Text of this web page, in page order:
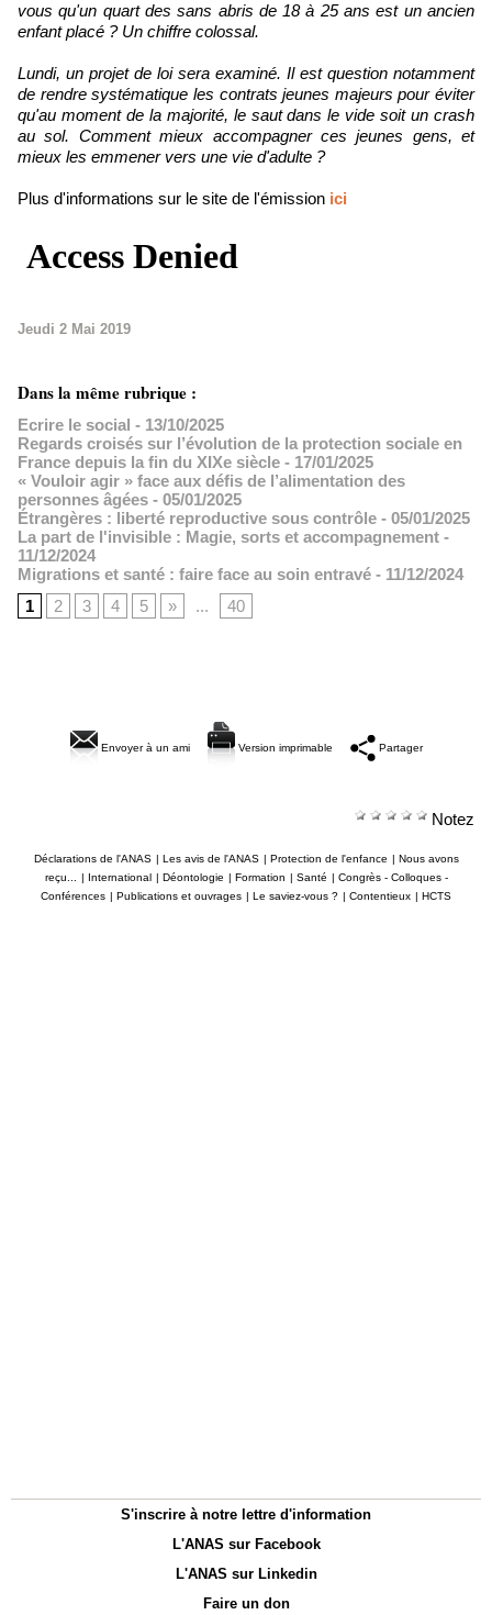
vous qu'un quart des sans abris de 18 à 25 ans est un ancien
enfant placé ? Un chiffre colossal.
Lundi, un projet de loi sera examiné. Il est question notamment
de rendre systématique les contrats jeunes majeurs pour éviter
qu'au moment de la majorité, le saut dans le vide soit un crash
au sol. Comment mieux accompagner ces jeunes gens, et
mieux les emmener vers une vie d'adulte ?
Plus d'informations sur le site de l'émission ici
Jeudi 2 Mai 2019
Dans la même rubrique :
Ecrire le social - 13/10/2025
Regards croisés sur l’évolution de la protection sociale en
France depuis la fin du XIXe siècle - 17/01/2025
« Vouloir agir » face aux défis de l’alimentation des
personnes âgées - 05/01/2025
Étrangères : liberté reproductive sous contrôle - 05/01/2025
La part de l'invisible : Magie, sorts et accompagnement -
11/12/2024
Migrations et santé : faire face au soin entravé - 11/12/2024
1
2 3 4 5 » ... 40
Envoyer à un ami Version imprimable Partager
Notez
Déclarations de l'ANAS | Les avis de l'ANAS | Protection de l'enfance | Nous avons
reçu...
| International | Déontologie | Formation | Santé | Congrès - Colloques -
Conférences | Publications et ouvrages | Le saviez-vous ? | Contentieux | HCTS
S'inscrire à notre lettre d'information
L'ANAS sur Facebook
L'ANAS sur Linkedin
Faire un don